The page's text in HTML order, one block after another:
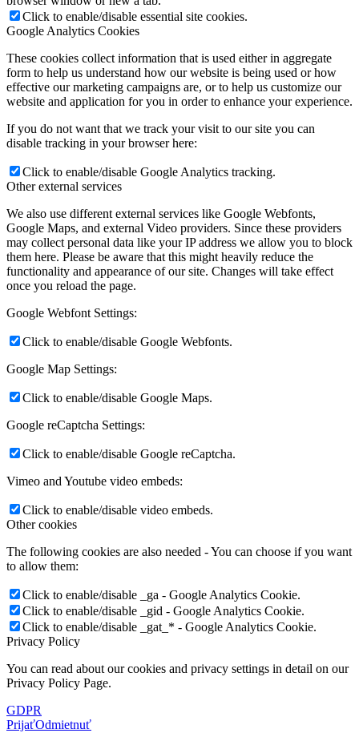
Click to enable/disable essential site cookies.
Google Analytics Cookies
These cookies collect information that is used either in aggregate
form to help us understand how our website is being used or how
effective our marketing campaigns are, or to help us customize our
website and application for you in order to enhance your experience.
If you do not want that we track your visit to our site you can
disable tracking in your browser here:
Click to enable/disable Google Analytics tracking.
Other external services
We also use different external services like Google Webfonts,
Google Maps, and external Video providers. Since these providers
may collect personal data like your IP address we allow you to block
them here. Please be aware that this might heavily reduce the
functionality and appearance of our site. Changes will take effect
once you reload the page.
Google Webfont Settings:
Click to enable/disable Google Webfonts.
Google Map Settings:
Click to enable/disable Google Maps.
Google reCaptcha Settings:
Click to enable/disable Google reCaptcha.
Vimeo and Youtube video embeds:
Click to enable/disable video embeds.
Other cookies
The following cookies are also needed - You can choose if you want
to allow them:
Click to enable/disable _ga - Google Analytics Cookie.
Click to enable/disable _gid - Google Analytics Cookie.
Click to enable/disable _gat_* - Google Analytics Cookie.
Privacy Policy
You can read about our cookies and privacy settings in detail on our
Privacy Policy Page.
GDPR
PrijaťOdmietnuť